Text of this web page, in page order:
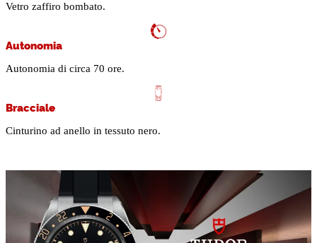
Vetro zaffiro bombato.
Autonomia
Autonomia di circa 70 ore.
Bracciale
Cinturino ad anello in tessuto nero.